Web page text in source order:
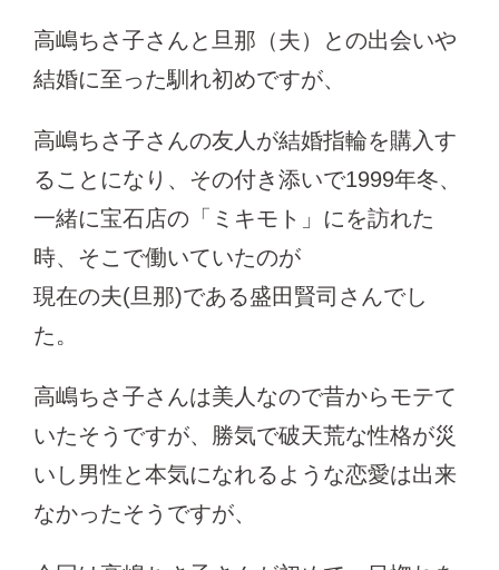
高嶋ちさ子さんと旦那（夫）との出会いや
結婚に至った馴れ初めですが、
高嶋ちさ子さんの友人が結婚指輪を購入す
ることになり、その付き添いで1999年冬、
一緒に宝石店の「ミキモト」にを訪れた
時、そこで働いていたのが
現在の夫(旦那)である盛田賢司さんでし
た。
高嶋ちさ子さんは美人なので昔からモテて
いたそうですが、勝気で破天荒な性格が災
いし男性と本気になれるような恋愛は出来
なかったそうですが、